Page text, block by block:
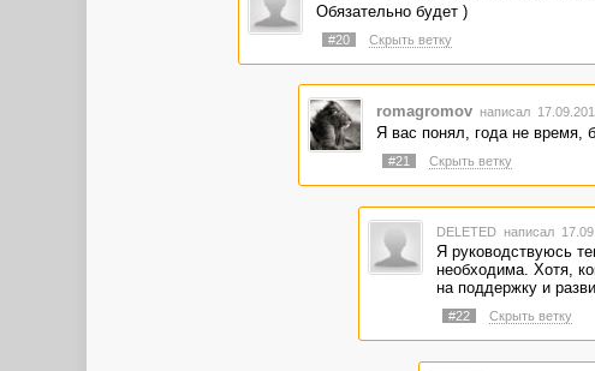
Обязательно будет )
#20 Скрыть ветку
romagromov написал
Я вас понял, года не время,
#21 Скрыть ветку
DELETED написал
Я руководствуюсь
необходима. Хотя,
на поддержку и
#22 Скрыть ветку